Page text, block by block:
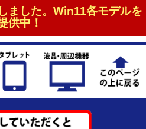
ました。Win11各モデルを
供中！